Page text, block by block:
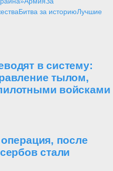
Битва за историюЛучшие
в систему:
тылом,
войсками
после
стали